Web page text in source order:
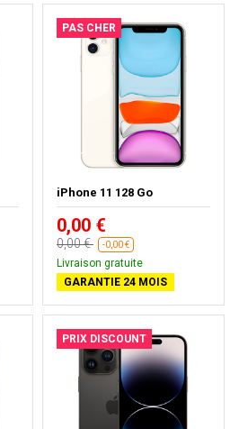
PAS CHER
iPhone 11 128 Go
0,00 €
0,00 € -0,00 €
Livraison gratuite
GARANTIE 24 MOIS
PRIX DISCOUNT